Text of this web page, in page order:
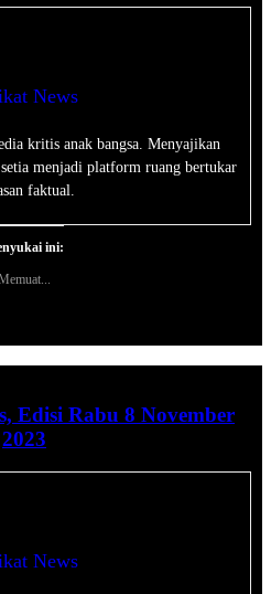
News
kritis anak bangsa. Menyajikan
menjadi platform ruang bertukar
faktual.
ini:
Edisi Rabu 8 November
2023
News